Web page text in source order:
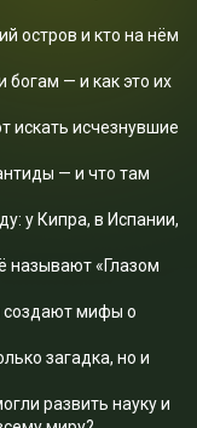
остров и кто на нём
богам — и как это их
искать исчезнувшие
— и что там
у Кипра, в Испании,
называют «Глазом
создают мифы о
загадка, но и
развить науку и